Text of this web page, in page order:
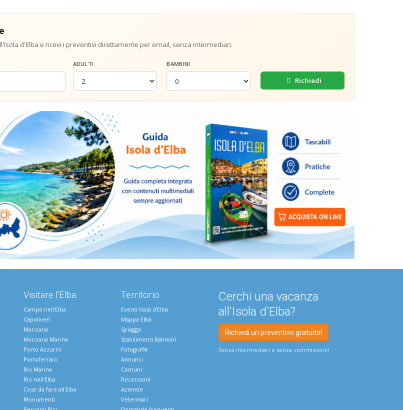
d'Elba e ricevi i preventivi direttamente per email, senza intermediari.
ADULTI BAMBINI
Richiedi
Visitare l'Elba
Campo nell'Elba
Capoliveri
Marciana
Marciana Marina
Porto Azzurro
Portoferraio
Rio Marina
Rio nell'Elba
Cose da fare all'Elba
Monumenti
Territorio
Eventi Isola d'Elba
Mappa Elba
Spiagge
Stabilimenti Balneari
Fotografie
Annunci
Comuni
Recensioni
Aziende
Veterinari
Cerchi una vacanza
all'Isola d'Elba?
Richiedi un preventivo gratuito!
Senza intermediari e senza commissioni!